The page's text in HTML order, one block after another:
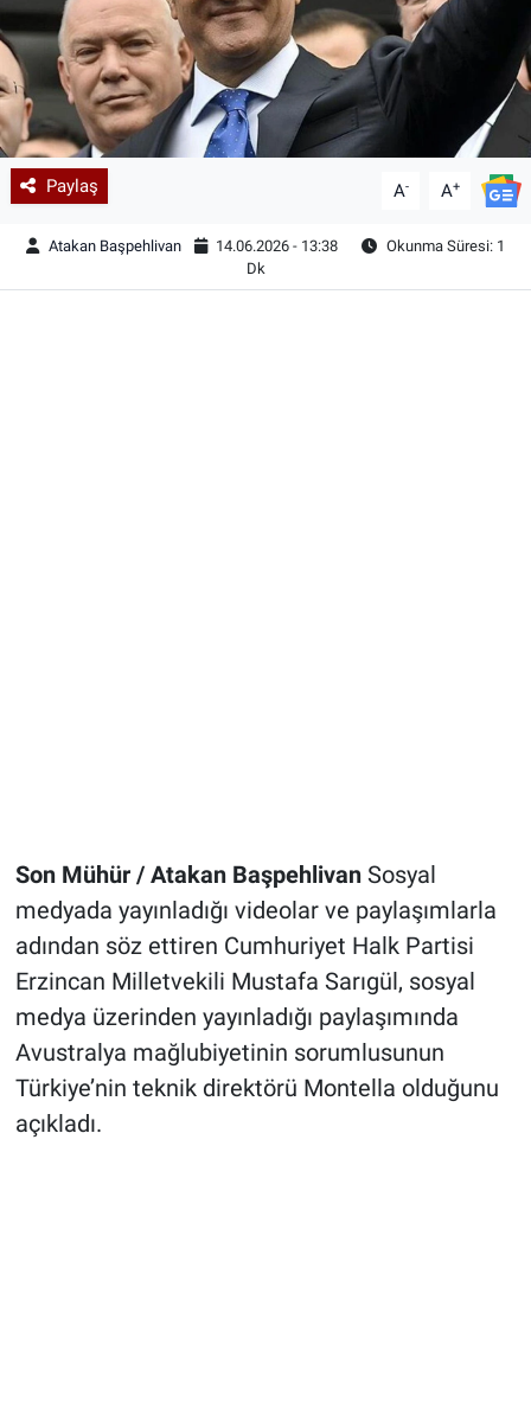
Paylaş A- A+
Atakan Başpehlivan 14.06.2026 - 13:38
Okunma Süresi: 1
Dk
Son Mühür / Atakan BaşpehlivanSosyal
medyada yayınladığı videolar ve paylaşımlarla
adından söz ettiren Cumhuriyet Halk Partisi
Erzincan Milletvekili Mustafa Sarıgül, sosyal
medya üzerinden yayınladığı paylaşımında
Avustralya mağlubiyetinin sorumlusunun
Türkiye’nin teknik direktörü Montella olduğunu
açıkladı.